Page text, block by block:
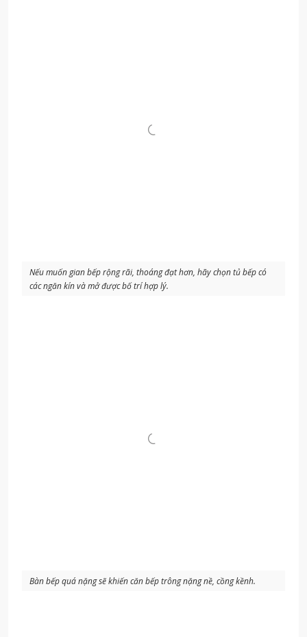
Nếu muốn gian bếp rộng rãi, thoáng đạt hơn, hãy chọn tủ bếp có
các ngăn kín và mở được bố trí hợp lý.
Bàn bếp quá nặng sẽ khiến căn bếp trông nặng nề, cồng kềnh.